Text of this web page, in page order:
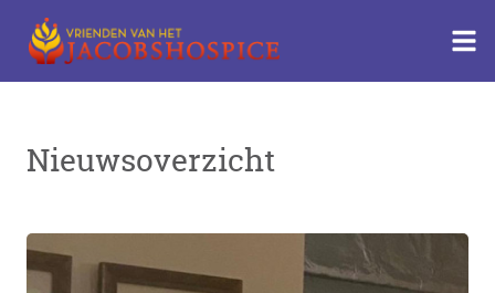
Nieuwsoverzicht